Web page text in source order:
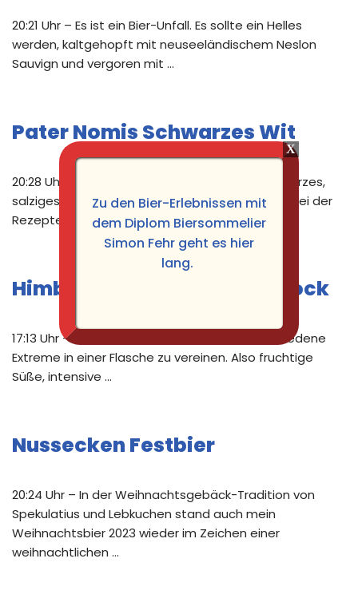
20:21 Uhr – Es ist ein Bier-Unfall. Es sollte ein Helles
werden, kaltgehopft mit neuseeländischem Neslon
Sauvign und vergoren mit …
Pater Nomis Schwarzes Wit
20:28 Uhr – Die ursprüngliche Idee war, ein schwarzes,
salziges Bier mit fruchtiger Hopfung zu brauen. Bei der
Rezeptentwicklung hat …
Himbeer Habanero Rauchbock
17:13 Uhr – Bei diesem Bier war die Idee, verschiedene
Extreme in einer Flasche zu vereinen. Also fruchtige
Süße, intensive …
Nussecken Festbier
20:24 Uhr – In der Weihnachtsgebäck-Tradition von
Spekulatius und Lebkuchen stand auch mein
Weihnachtsbier 2023 wieder im Zeichen einer
weihnachtlichen …
Zu den Bier-Erlebnissen mit
dem Diplom Biersommelier
Simon Fehr geht es hier
lang.